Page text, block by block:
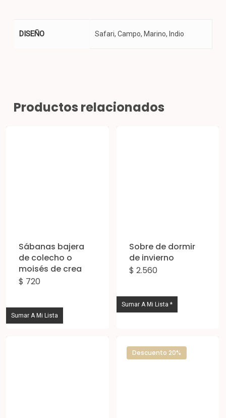
DISEÑO Safari, Campo, Marino, Indio
Productos relacionados
Sábanas bajera
de colecho o
moisés de crea
$ 720
Sumar A Mi Lista
Sobre de dormir
de invierno
$ 2.560
Sumar A Mi Lista *
Descuento 20%